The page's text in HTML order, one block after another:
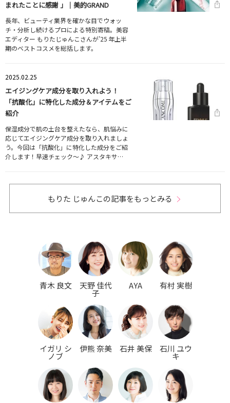
まれたことに感謝 」｜美的GRAND
長年、ビューティ業界を確かな目でウォッ
チ・分析し続けるプロによる特別寄稿。美容
エディター もりたじゅんこさんが’25 年上半
期のベストコスメを総括します。
2025.02.25
エイジングケア成分を取り入れよう！
「抗酸化」に特化した成分＆アイテムをご
紹介
保湿成分で肌の土台を整えたなら、肌悩みに
応じてエイジングケア成分を取り入れましょ
う。今回は「抗酸化」に特化した成分をご紹
介します！早速チェック～♪ アスタキサ…
もりた じゅんこの記事をもっとみる
青木 良文 天野 佳代
子
AYA 有村 実樹
イガリ シ
ノブ
伊熊 奈美 石井 美保 石川 ユウ
キ